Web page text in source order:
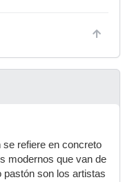
refiere en concreto
modernos que van de
pastón son los artistas